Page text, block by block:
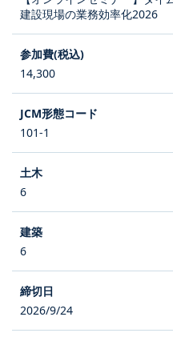
建設現場の業務効率化2026
14,300
101-1
6
6
2026/9/24